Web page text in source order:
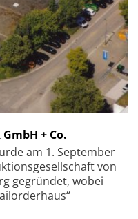
+ Co.
am 1. September
von
gegründet, wobei